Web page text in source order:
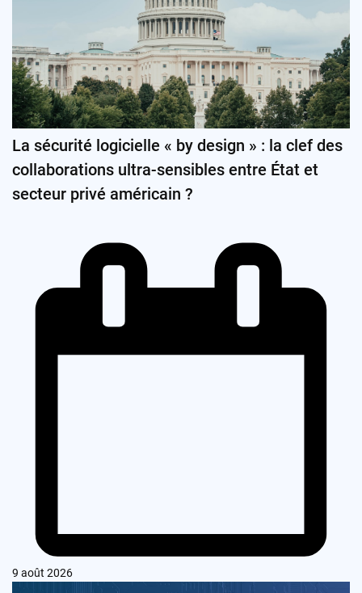
La sécurité logicielle « by design » : la clef des
collaborations ultra-sensibles entre État et
secteur privé américain ?
9 août 2026